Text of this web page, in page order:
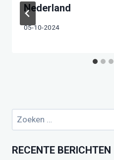
Nederland
05-10-2024
Zoeken
naar:
RECENTE BERICHTEN